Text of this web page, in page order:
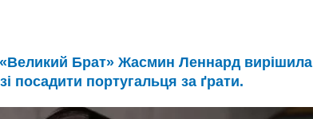
Брат» Жасмин Леннард вирішила
посадити португальця за ґрати.